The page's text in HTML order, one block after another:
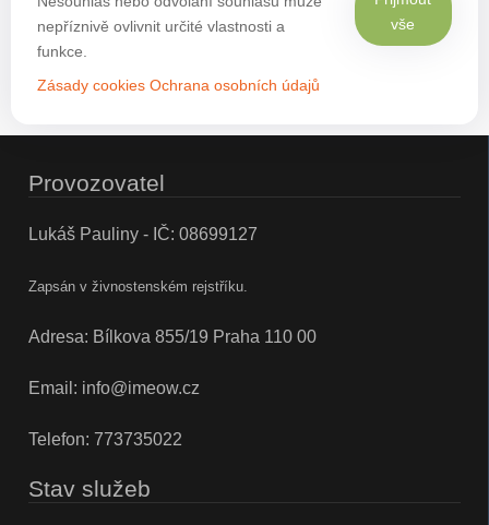
nepříznivě ovlivnit určité vlastnosti a
funkce.
Zásady cookies Ochrana osobních údajů
vše
Provozovatel
Lukáš Pauliny - IČ: 08699127
Zapsán v živnostenském rejstříku.
Adresa: Bílkova 855/19 Praha 110 00
Email: info@imeow.cz
Telefon: 773735022
Stav služeb